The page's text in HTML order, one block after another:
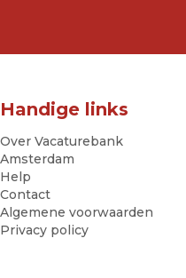
Handige links
Over Vacaturebank
Amsterdam
Help
Contact
Algemene voorwaarden
Privacy policy